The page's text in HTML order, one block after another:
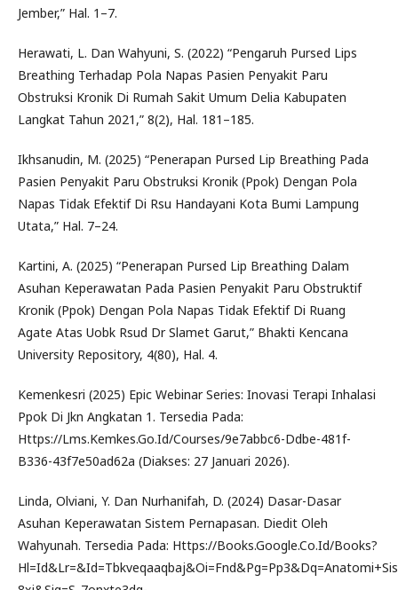
Jember,” Hal. 1–7.
Herawati, L. Dan Wahyuni, S. (2022) “Pengaruh Pursed Lips
Breathing Terhadap Pola Napas Pasien Penyakit Paru
Obstruksi Kronik Di Rumah Sakit Umum Delia Kabupaten
Langkat Tahun 2021,” 8(2), Hal. 181–185.
Ikhsanudin, M. (2025) “Penerapan Pursed Lip Breathing Pada
Pasien Penyakit Paru Obstruksi Kronik (Ppok) Dengan Pola
Napas Tidak Efektif Di Rsu Handayani Kota Bumi Lampung
Utata,” Hal. 7–24.
Kartini, A. (2025) “Penerapan Pursed Lip Breathing Dalam
Asuhan Keperawatan Pada Pasien Penyakit Paru Obstruktif
Kronik (Ppok) Dengan Pola Napas Tidak Efektif Di Ruang
Agate Atas Uobk Rsud Dr Slamet Garut,” Bhakti Kencana
University Repository, 4(80), Hal. 4.
Kemenkesri (2025) Epic Webinar Series: Inovasi Terapi Inhalasi
Ppok Di Jkn Angkatan 1. Tersedia Pada:
Https://Lms.Kemkes.Go.Id/Courses/9e7abbc6-Ddbe-481f-
B336-43f7e50ad62a (Diakses: 27 Januari 2026).
Linda, Olviani, Y. Dan Nurhanifah, D. (2024) Dasar-Dasar
Asuhan Keperawatan Sistem Pernapasan. Diedit Oleh
Wahyunah. Tersedia Pada: Https://Books.Google.Co.Id/Books?